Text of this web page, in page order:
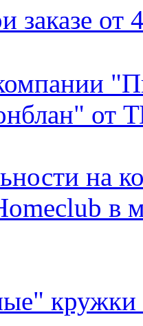
заказе от
от
на
в
кружки